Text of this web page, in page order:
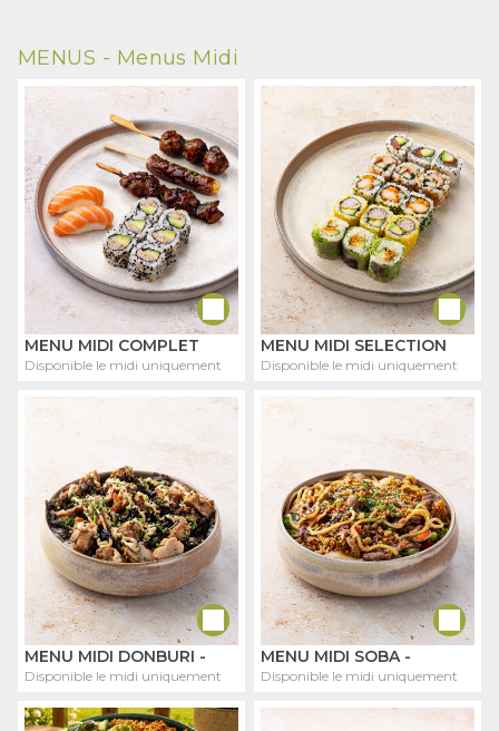
MENUS - Menus Midi
MENU MIDI COMPLET
Disponible le midi uniquement
MENU MIDI SELECTION
Disponible le midi uniquement
MENU MIDI DONBURI -
Disponible le midi uniquement
MENU MIDI SOBA -
Disponible le midi uniquement